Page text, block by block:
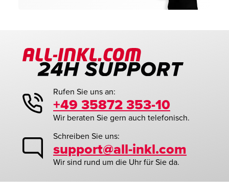
Rufen Sie uns an:
+49 35872 353-10
Wir beraten Sie gern auch telefonisch.
Schreiben Sie uns:
support@all-inkl.com
Wir sind rund um die Uhr für Sie da.